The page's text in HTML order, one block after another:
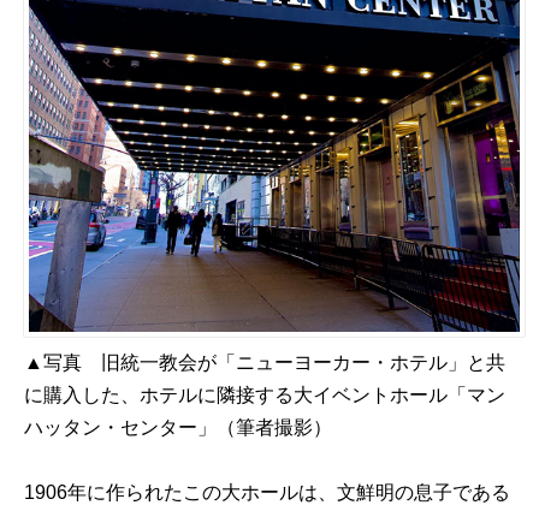
▲写真 旧統一教会が「ニューヨーカー・ホテル」と共
に購入した、ホテルに隣接する大イベントホール「マン
ハッタン・センター」（筆者撮影）
1906年に作られたこの大ホールは、文鮮明の息子である